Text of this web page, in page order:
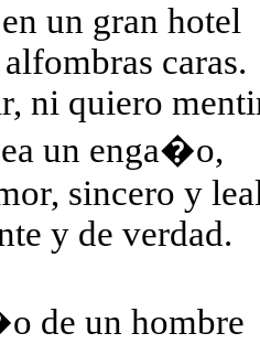
un gran hotel
caras.
ni quiero
un enga�o,
sincero y
y de verdad.
de un hombre